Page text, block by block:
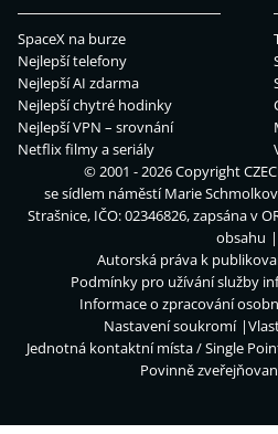
SpaceX na burze
Nejlepší telefony
Nejlepší AI zdarma
Nejlepší chytré hodinky
Nejlepší VPN – srovnání
Netflix filmy a seriály
© 2001 - 2026 Copyright
se sídlem náměstí Marie
Strašnice, IČO: 02346826, zapsána v
obsahu
Autorská práva k
Podmínky pro užívání služby
Informace o zpracování
Nastavení soukromí
Jednotná kontaktní místa / Single
Povinně